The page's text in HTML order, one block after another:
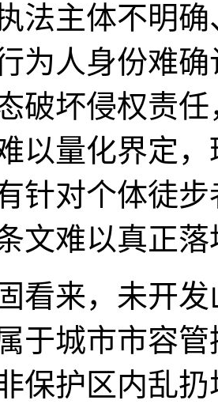
法主体不明
为人身份难
破坏侵权责
以量化界定
针对个体徒
文难以真正
来，未开发
于城市市容
保护区内乱